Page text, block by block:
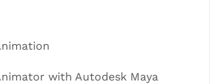
with Autodesk Maya